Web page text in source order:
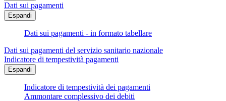
Dati sui pagamenti
Espandi
Dati sui pagamenti - in formato tabellare
Dati sui pagamenti del servizio sanitario nazionale
Indicatore di tempestività pagamenti
Espandi
Indicatore di tempestività dei pagamenti
Ammontare complessivo dei debiti